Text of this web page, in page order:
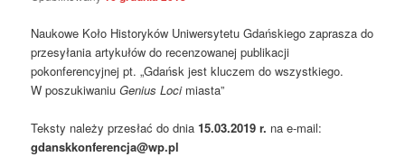
Naukowe Koło Historyków Uniwersytetu Gdańskiego zaprasza do
przesyłania artykułów do recenzowanej publikacji
pokonferencyjnej pt. „Gdańsk jest kluczem do wszystkiego.
W poszukiwaniuGenius Locimiasta”
Teksty należy przesłać do dnia 15.03.2019 r. na e-mail:
gdanskkonferencja@wp.pl